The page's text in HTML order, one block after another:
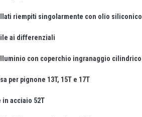
riempiti singolarmente con olio siliconico
ai differenziali
con coperchio ingranaggio cilindrico
per pignone 13T, 15T e 17T
in acciaio 52T